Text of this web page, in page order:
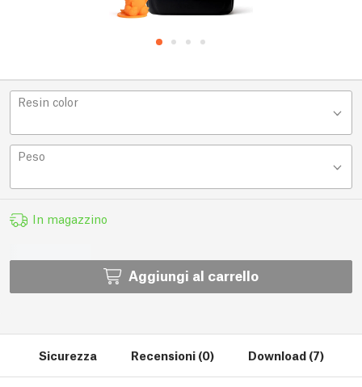
Resin color
Peso
In magazzino
Aggiungi al carrello
Sicurezza Recensioni (0) Download (7)